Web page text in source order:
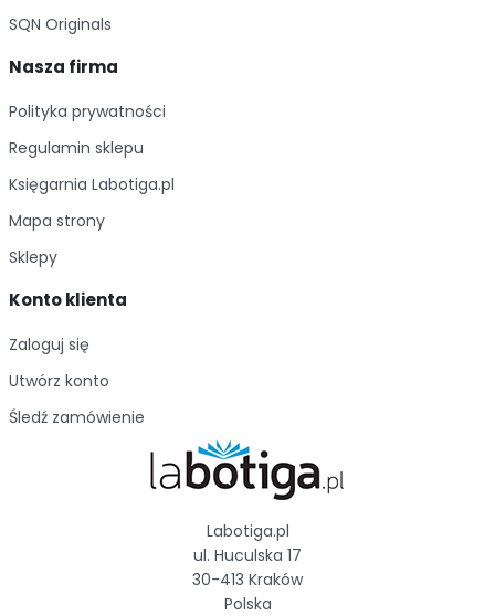
SQN Originals
Nasza firma
Polityka prywatności
Regulamin sklepu
Księgarnia Labotiga.pl
Mapa strony
Sklepy
Konto klienta
Zaloguj się
Utwórz konto
Śledź zamówienie
Labotiga.pl
ul. Huculska 17
30-413 Kraków
Polska